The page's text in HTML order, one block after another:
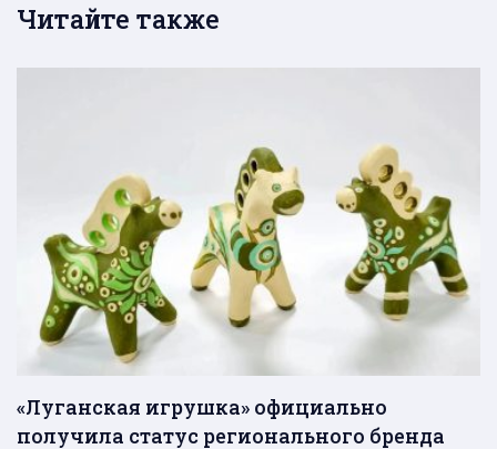
Читайте также
«Луганская игрушка» официально
получила статус регионального бренда